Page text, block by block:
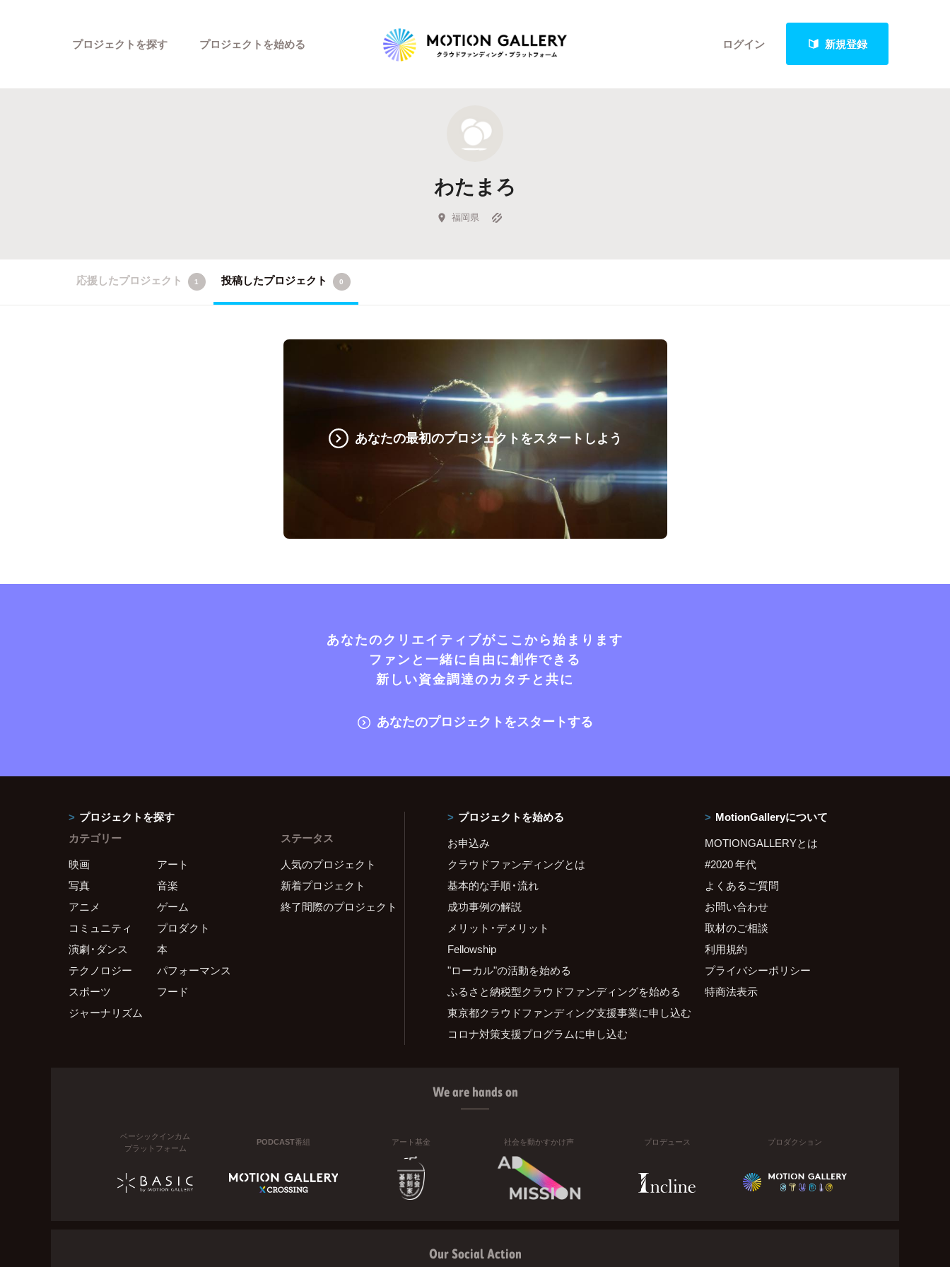
ログイン 新規登録
プロジェクトを探す
新着プロジェクト
Feature
キュレーターから探す
プロジェクトを始める
わたまろ
福岡県
応援したプロジェクト 1 投稿したプロジェクト 0
あなたの最初のプロジェクトをスタートしよう
あなたのクリエイティブがここから始まります
ファンと一緒に自由に創作できる
新しい資金調達のカタチと共に
あなたのプロジェクトをスタートする
プロジェクトを探す
カテゴリー
映画
アート
写真
音楽
アニメ
ゲーム
コミュニティ
プロダクト
演劇・ダンス
本
テクノロジー
パフォーマンス
スポーツ
フード
ジャーナリズム
ステータス
人気のプロジェクト
新着プロジェクト
終了間際のプロジェクト
プロジェクトを始める
お申込み
クラウドファンディングとは
基本的な手順・流れ
成功事例の解説
メリット・デメリット
Fellowship
"ローカル"の活動を始める
ふるさと納税型クラウドファンディングを始める
東京都クラウドファンディング支援事業に申し込む
コロナ対策支援プログラムに申し込む
MotionGalleryについて
MOTIONGALLERYとは
#2020 年代
よくあるご質問
お問い合わせ
取材のご相談
利用規約
プライバシーポリシー
特商法表示
We are hands on
ベーシックインカム
プラットフォーム
PODCAST番組 アート基金 社会を動かすかけ声 プロデュース プロダクション
Our Social Action